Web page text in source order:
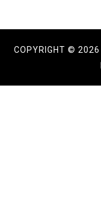
COPYRIGHT © 2026